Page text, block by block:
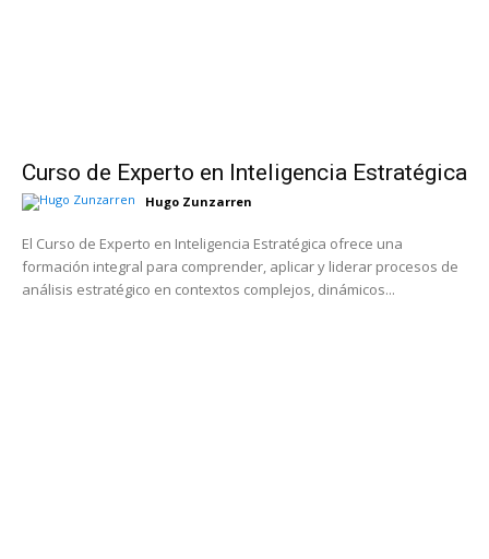
Curso de Experto en Inteligencia Estratégica
Hugo Zunzarren
El Curso de Experto en Inteligencia Estratégica ofrece una
formación integral para comprender, aplicar y liderar procesos de
análisis estratégico en contextos complejos, dinámicos...